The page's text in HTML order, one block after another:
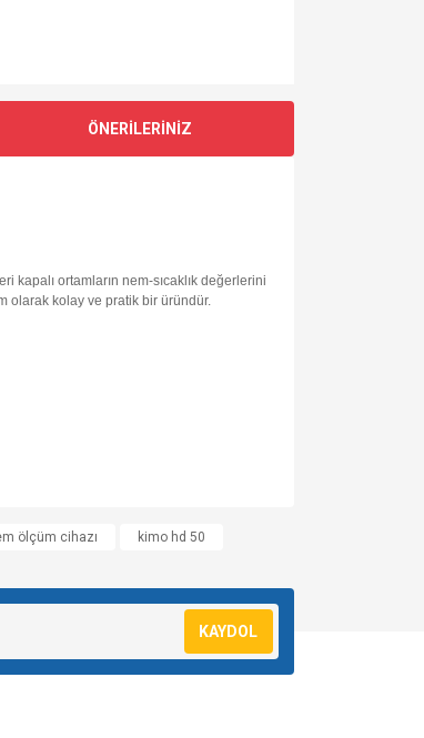
ÖNERİLERİNİZ
kapalı ortamların nem-sıcaklık değerlerini
olarak kolay ve pratik bir üründür.
ölçüm cihazı kimo hd 50
KAYDOL